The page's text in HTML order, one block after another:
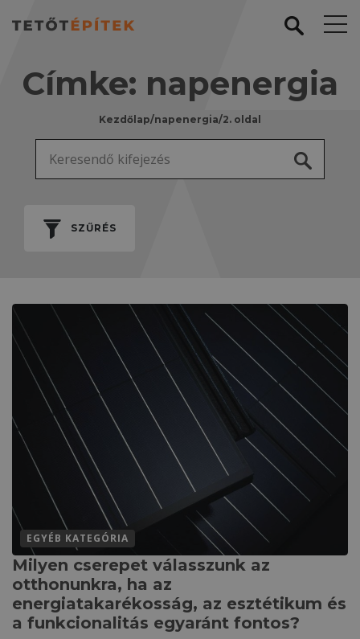
Címke: napenergia
Kezdőlap/napenergia/2. oldal
SZŰRÉS
EGYÉB KATEGÓRIA
Milyen cserepet válasszunk az
otthonunkra, ha az
energiatakarékosság, az esztétikum és
a funkcionalitás egyaránt fontos?